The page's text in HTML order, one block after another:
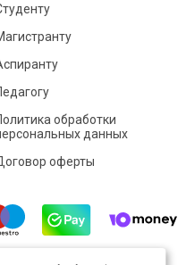
обработки
данных
оферты